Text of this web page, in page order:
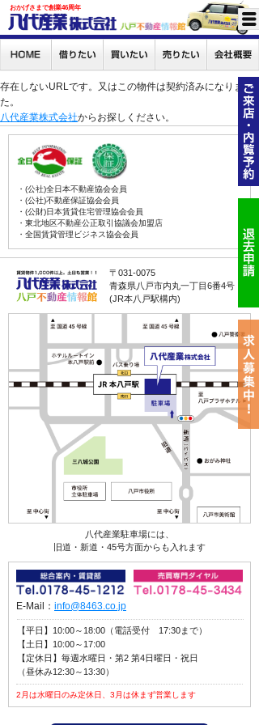
おかげさまで創業46周年
存在しないURLです。又はこの物件は契約済みになりまし
た。
八代産業株式会社からお探しください。
・(公社)全日本不動産協会会員
・(公社)不動産保証協会会員
・(公財)日本賃貸住宅管理協会会員
・東北地区不動産公正取引協議会加盟店
・全国賃貸管理ビジネス協会会員
〒031-0075
青森県八戸市内丸一丁目6番4号
(JR本八戸駅構内)
八代産業駐車場には、
旧道・新道・45号方面からも入れます
E-Mail： info@8463.co.jp
【平日】10:00～18:00（電話受付 17:30まで）
【土日】10:00～17:00
【定休日】毎週水曜日・第2 第4日曜日・祝日
（昼休み12:30～13:30）
2月は水曜日のみ定休日、3月は休まず営業します